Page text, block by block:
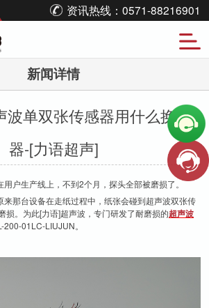
资讯热线：0571-88216901
新闻详情
波单双张传感器用什么换能
器-[力语超声]
户生产线上，不到2个月，探头全部被磨损了。
来那台设备在走纸过程中，纸张会碰到超声波双张传
损。为此[力语]超声波，专门研发了耐磨损的超声波
200-01LC-LIUJUN。